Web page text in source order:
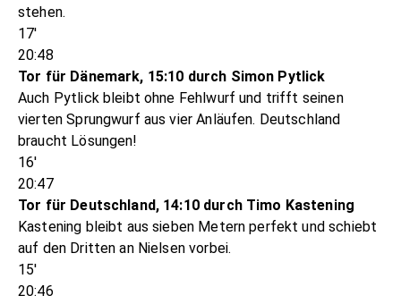
stehen.
17'
20:48
Tor für Dänemark, 15:10 durch Simon Pytlick
Auch Pytlick bleibt ohne Fehlwurf und trifft seinen
vierten Sprungwurf aus vier Anläufen. Deutschland
braucht Lösungen!
16'
20:47
Tor für Deutschland, 14:10 durch Timo Kastening
Kastening bleibt aus sieben Metern perfekt und schiebt
auf den Dritten an Nielsen vorbei.
15'
20:46